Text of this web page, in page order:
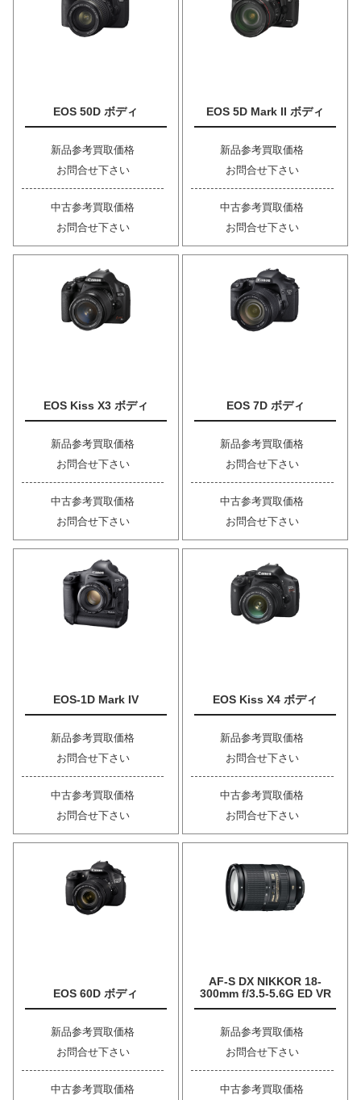
EOS 50D ボディ
新品参考買取価格
お問合せ下さい
中古参考買取価格
お問合せ下さい
EOS 5D Mark II ボディ
新品参考買取価格
お問合せ下さい
中古参考買取価格
お問合せ下さい
EOS Kiss X3 ボディ
新品参考買取価格
お問合せ下さい
中古参考買取価格
お問合せ下さい
EOS 7D ボディ
新品参考買取価格
お問合せ下さい
中古参考買取価格
お問合せ下さい
EOS-1D Mark IV
新品参考買取価格
お問合せ下さい
中古参考買取価格
お問合せ下さい
EOS Kiss X4 ボディ
新品参考買取価格
お問合せ下さい
中古参考買取価格
お問合せ下さい
EOS 60D ボディ
新品参考買取価格
お問合せ下さい
中古参考買取価格
AF-S DX NIKKOR 18-
300mm f/3.5-5.6G ED VR
新品参考買取価格
お問合せ下さい
中古参考買取価格